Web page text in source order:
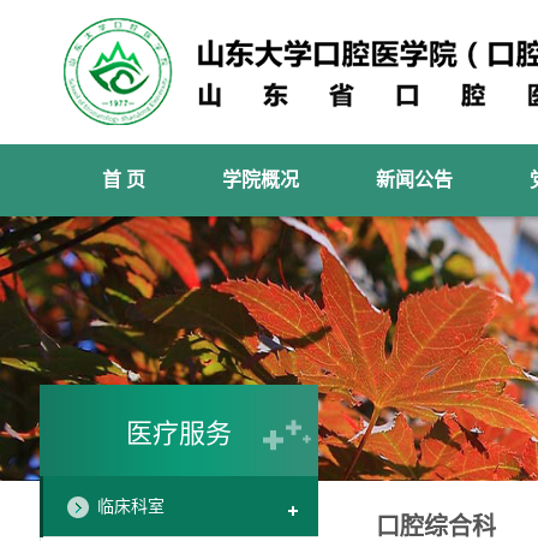
首 页 学院概况 新闻公告
医疗服务
临床科室
口腔综合科